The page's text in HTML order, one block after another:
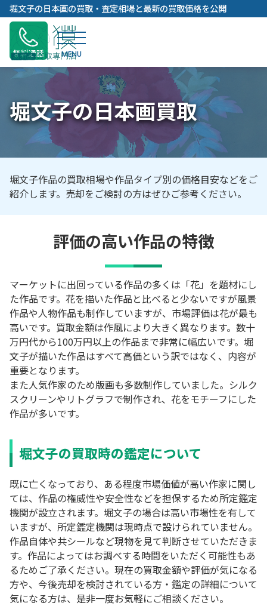
内
容
キ
堀文子の日本画の買取・査定相場と最新の買取価格を公開
無料通話
堀文子の日本画買取
堀文子作品の買取相場や作品タイプ別の価格目安などをご
紹介します。売却をご検討の方はぜひご参考ください。
評価の高い作品の特徴
マーケットに出回っている作品の多くは「花」を題材にし
た作品です。花を描いた作品と比べると少ないですが風景
作品や人物作品も制作していますが、市場評価は花が最も
高いです。買取金額は作風により大きく異なります。数十
万円代から100万円以上の作品まで非常に幅広いです。堀
文子が描いた作品はすべて高価という訳ではなく、内容が
重要となります。
また人気作家のため版画も多数制作していました。シルク
スクリーンやリトグラフで制作され、花をモチーフにした
作品が多いです。
堀文子の買取時の鑑定について
既に亡くなっており、ある程度市場価値が高い作家に関し
ては、作品の権威性や安全性などを担保するため所定鑑定
機関が設立されます。堀文子の場合は高い市場性を有して
いますが、所定鑑定機関は現時点で設けられていません。
作品自体や共シールなど現物を見て判断させていただきま
す。作品によってはお調べする時間をいただく可能性もあ
るためご了承ください。現在の買取金額や評価が気になる
方や、今後売却を検討されている方・鑑定の詳細について
気になる方は、是非一度お気軽にご相談ください。